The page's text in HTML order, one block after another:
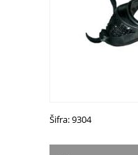
Šifra: 9304